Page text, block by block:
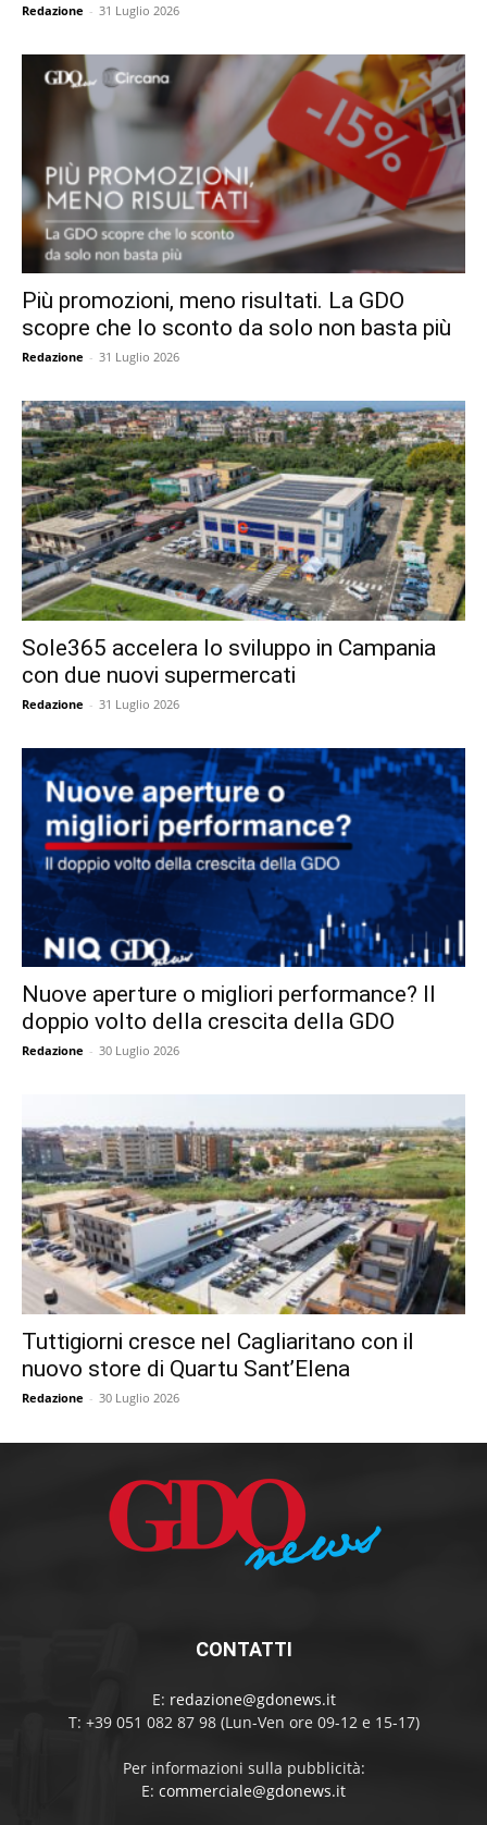
Redazione - 31 Luglio 2026
Più promozioni, meno risultati. La GDO
scopre che lo sconto da solo non basta più
Redazione - 31 Luglio 2026
Sole365 accelera lo sviluppo in Campania
con due nuovi supermercati
Redazione - 31 Luglio 2026
Nuove aperture o migliori performance? Il
doppio volto della crescita della GDO
Redazione - 30 Luglio 2026
Tuttigiorni cresce nel Cagliaritano con il
nuovo store di Quartu Sant’Elena
Redazione - 30 Luglio 2026
CONTATTI
E: redazione@gdonews.it
T: +39 051 082 87 98 (Lun-Ven ore 09-12 e 15-17)
Per informazioni sulla pubblicità:
E: commerciale@gdonews.it